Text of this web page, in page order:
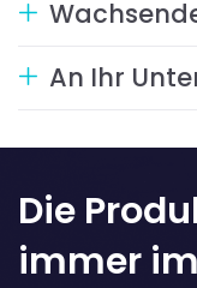
An Ihr
Die
immer